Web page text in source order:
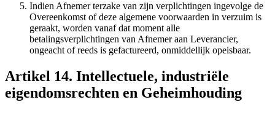
Indien Afnemer terzake van zijn verplichtingen ingevolge de
Overeenkomst of deze algemene voorwaarden in verzuim is
geraakt, worden vanaf dat moment alle
betalingsverplichtingen van Afnemer aan Leverancier,
ongeacht of reeds is gefactureerd, onmiddellijk opeisbaar.
Artikel 14. Intellectuele, industriële
eigendomsrechten en Geheimhouding